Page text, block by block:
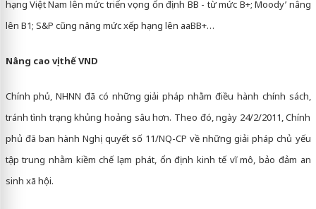
hạng Việt Nam lên mức triển vọng ổn định BB - từ mức B+; Moody’ nâng
lên B1; S&P cũng nâng mức xếp hạng lên aaBB+…
Nâng cao vị thế VND
Chính phủ, NHNN đã có những giải pháp nhằm điều hành chính sách,
tránh tình trạng khủng hoảng sâu hơn. Theo đó, ngày 24/2/2011, Chính
phủ đã ban hành Nghị quyết số 11/NQ-CP về những giải pháp chủ yếu
tập trung nhằm kiềm chế lạm phát, ổn định kinh tế vĩ mô, bảo đảm an
sinh xã hội.